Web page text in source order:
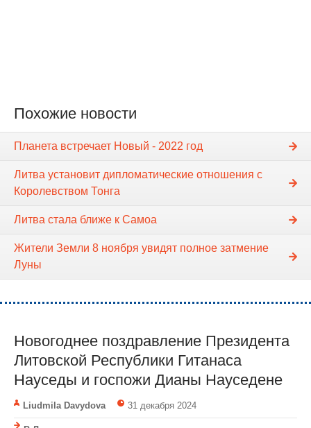
Похожие новости
Планета встречает Новый - 2022 год
Литва установит дипломатические отношения с
Королевством Тонга
Литва стала ближе к Самоа
Жители Земли 8 ноября увидят полное затмение
Луны
Новогоднее поздравление Президента
Литовской Республики Гитанаса
Науседы и госпожи Дианы Науседене
Liudmila Davydova 31 декабря 2024